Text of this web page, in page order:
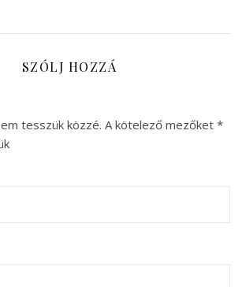
SZÓLJ HOZZÁ
tesszük közzé. A kötelező mezőket *